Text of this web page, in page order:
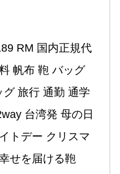
RM 国内正規代
帆布 鞄 バッグ
グ 旅行 通勤 通学
台湾発 母の日
トデー クリスマ
せを届ける鞄